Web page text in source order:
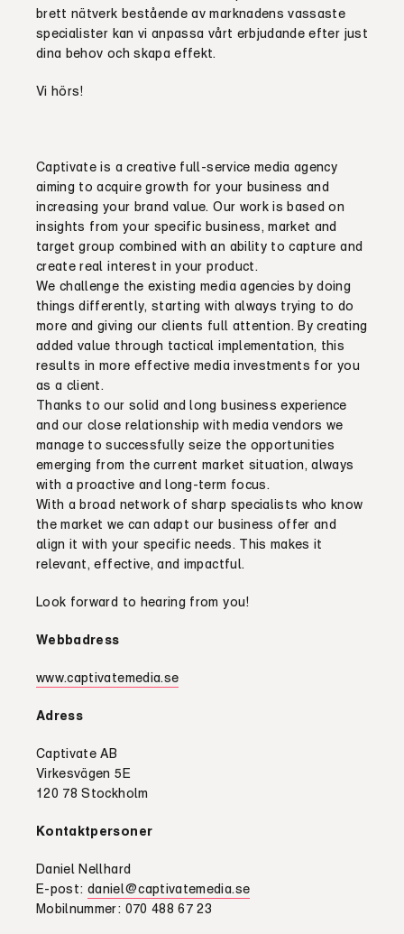
brett nätverk bestående av marknadens vassaste
specialister kan vi anpassa vårt erbjudande efter just
dina behov och skapa effekt.
Vi hörs!
Captivate is a creative full-service media agency
aiming to acquire growth for your business and
increasing your brand value. Our work is based on
insights from your specific business, market and
target group combined with an ability to capture and
create real interest in your product.
We challenge the existing media agencies by doing
things differently, starting with always trying to do
more and giving our clients full attention. By creating
added value through tactical implementation, this
results in more effective media investments for you
as a client.
Thanks to our solid and long business experience
and our close relationship with media vendors we
manage to successfully seize the opportunities
emerging from the current market situation, always
with a proactive and long-term focus.
With a broad network of sharp specialists who know
the market we can adapt our business offer and
align it with your specific needs. This makes it
relevant, effective, and impactful.
Look forward to hearing from you!
Webbadress
www.captivatemedia.se
Adress
Captivate AB
Virkesvägen 5E
120 78 Stockholm
Kontaktpersoner
Daniel Nellhard
E-post: daniel@captivatemedia.se
Mobilnummer: 070 488 67 23